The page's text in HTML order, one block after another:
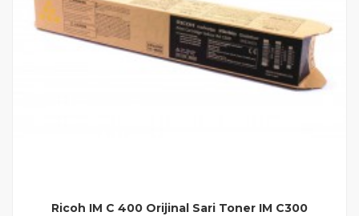
Ricoh IM C 400 Orijinal Sari Toner IM C300